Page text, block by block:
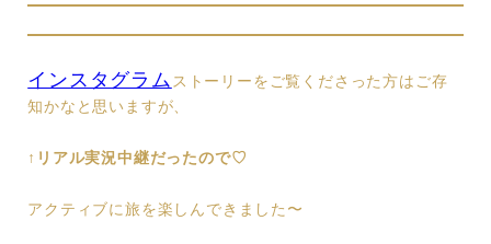
インスタグラム ストーリーをご覧くださった方はご存
知かなと思いますが、
↑リアル実況中継だったので♡
アクティブに旅を楽しんできました〜